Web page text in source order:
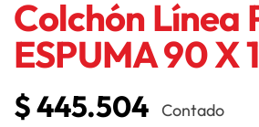
Colchón Línea
ESPUMA 90 X
$445.504
Contado